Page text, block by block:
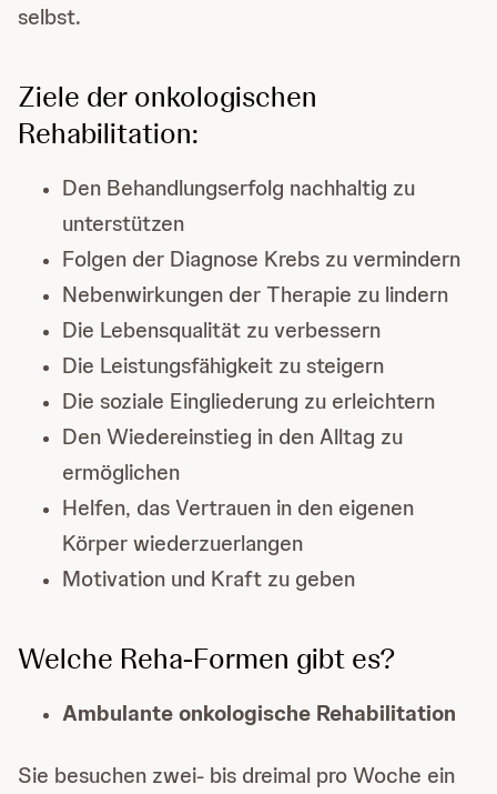
selbst.
Ziele der onkologischen
Rehabilitation:
Den Behandlungserfolg nachhaltig zu
unterstützen
Folgen der Diagnose Krebs zu vermindern
Nebenwirkungen der Therapie zu lindern
Die Lebensqualität zu verbessern
Die Leistungsfähigkeit zu steigern
Die soziale Eingliederung zu erleichtern
Den Wiedereinstieg in den Alltag zu
ermöglichen
Helfen, das Vertrauen in den eigenen
Körper wiederzuerlangen
Motivation und Kraft zu geben
Welche Reha-Formen gibt es?
Ambulante onkologische Rehabilitation
Sie besuchen zwei- bis dreimal pro Woche ein